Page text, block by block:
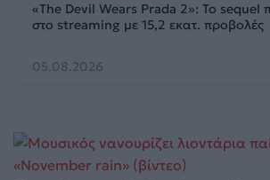
«The Devil Wears Prada 2»: Το sequel
στο streaming με 15,2 εκατ. προβολές
05.08.2026